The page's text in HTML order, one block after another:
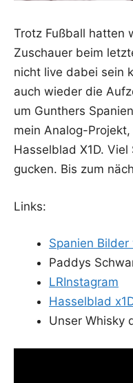
Trotz Fuß­ball hat­ten
Zuschau­er beim
nicht live dabei sein
auch wie­der die
um Gun­thers
mein Ana­log-
Has­sel­blad X1D.
gucken. Bis zum
Links:
Spa­ni­en
Pad­dys
LRIn­sta­gram
Has­sel­blad
Unser Whis­ky